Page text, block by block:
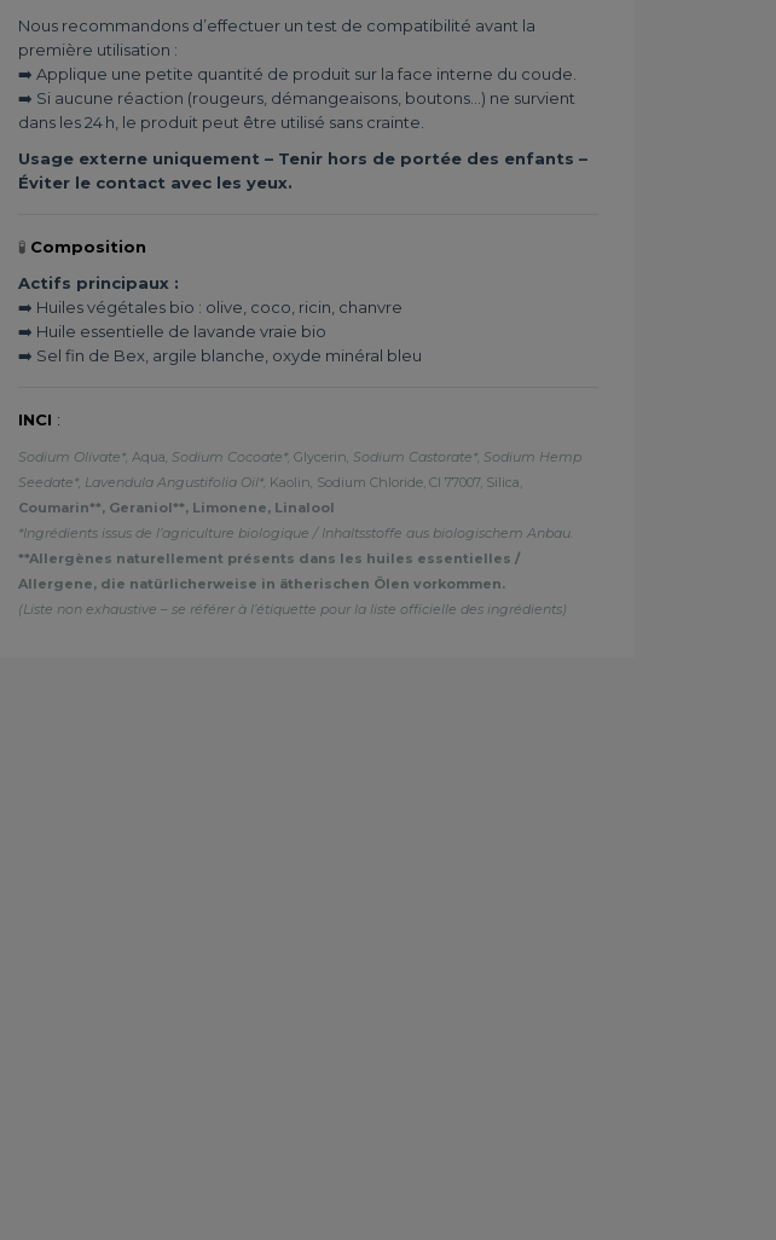
Nous recommandons d’effectuer un test de compatibilité avant la
première utilisation :
➡️ Applique une petite quantité de produit sur la face interne du coude.
➡️ Si aucune réaction (rougeurs, démangeaisons, boutons...) ne survient
dans les 24 h, le produit peut être utilisé sans crainte.
Usage externe uniquement – Tenir hors de portée des enfants –
Éviter le contact avec les yeux.
🧪 Composition
Actifs principaux :
➡️ Huiles végétales bio : olive, coco, ricin, chanvre
➡️ Huile essentielle de lavande vraie bio
➡️ Sel fin de Bex, argile blanche, oxyde minéral bleu
INCI :
Sodium Olivate*, Aqua, Sodium Cocoate*, Glycerin, Sodium Castorate*, Sodium Hemp
Seedate*, Lavendula Angustifolia Oil*, Kaolin, Sodium Chloride, CI 77007, Silica,
Coumarin**, Geraniol**, Limonene, Linalool
*Ingrédients issus de l’agriculture biologique / Inhaltsstoffe aus biologischem Anbau.
**Allergènes naturellement présents dans les huiles essentielles /
Allergene, die natürlicherweise in ätherischen Ölen vorkommen.
(Liste non exhaustive – se référer à l’étiquette pour la liste officielle des ingrédients)